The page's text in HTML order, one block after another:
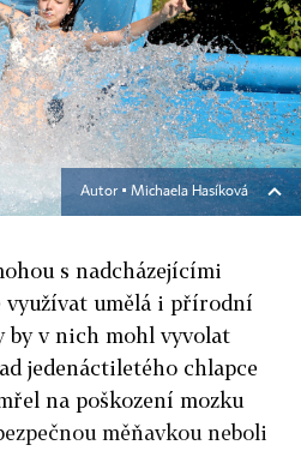
Autor ▪ Michaela Hasíková
s nadcházejícími
umělá i přírodní
by v nich mohl vyvolat
jedenáctiletého chlapce
na poškození mozku
měňavkou neboli